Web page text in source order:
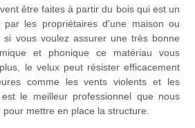
être faites à partir du bois qui est un
par les propriétaires d'une maison ou
vous voulez assurer une très bonne
et phonique ce matériau vous
le velux peut résister efficacement
comme les vents violents et les
le meilleur professionnel que nous
mettre en place la structure.